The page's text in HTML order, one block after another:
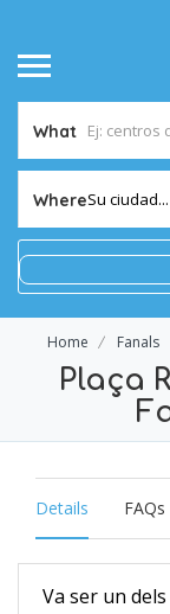
What
WhereSu ciudad...
Home Fanals
Plaça
Details FAQs
Va ser un